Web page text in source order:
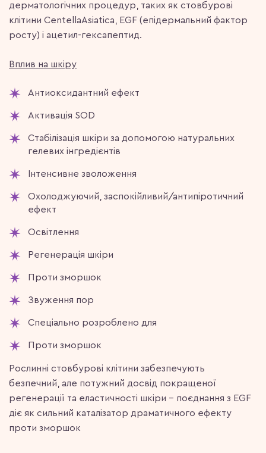
дерматологічних процедур, таких як стовбурові
клітини CentellaAsiatica, EGF (епідермальний фактор
росту) і ацетил-гексапептид.
Вплив на шкіру
Антиоксидантний ефект
Активація SOD
Стабілізація шкіри за допомогою натуральних
гелевих інгредієнтів
Інтенсивне зволоження
Охолоджуючий, заспокійливий/антипіротичний
ефект
Освітлення
Регенерація шкіри
Проти зморшок
Звуження пор
Спеціально розроблено для
Проти зморшок
Рослинні стовбурові клітини забезпечують
безпечний, але потужний досвід покращеної
регенерації та еластичності шкіри – поєднання з EGF
діє як сильний каталізатор драматичного ефекту
проти зморшок